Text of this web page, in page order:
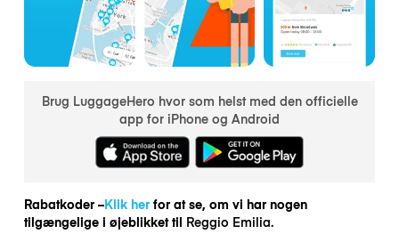
Brug LuggageHero hvor som helst med den officielle
app for iPhone og Android
Rabatkoder –Klik herfor at se, om vi har nogen
tilgængelige i øjeblikket til Reggio Emilia.